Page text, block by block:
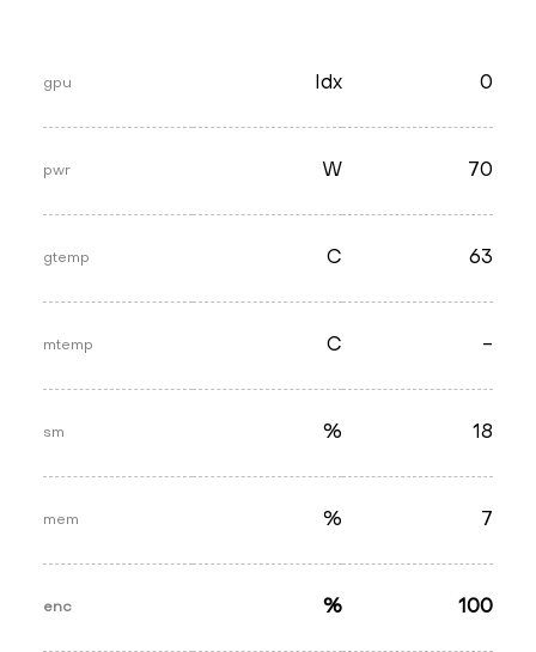
gpu Idx 0
pwr W 70
gtemp C 63
mtemp C -
sm % 18
mem % 7
enc % 100